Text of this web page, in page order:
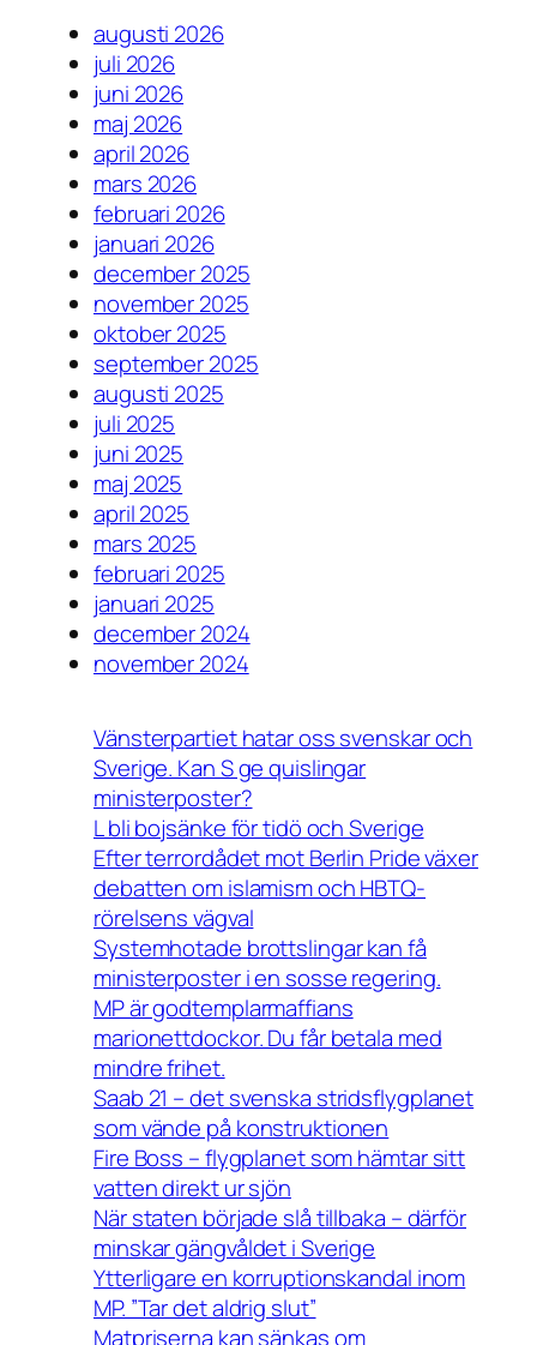
augusti 2026
juli 2026
juni 2026
maj 2026
april 2026
mars 2026
februari 2026
januari 2026
december 2025
november 2025
oktober 2025
september 2025
augusti 2025
juli 2025
juni 2025
maj 2025
april 2025
mars 2025
februari 2025
januari 2025
december 2024
november 2024
Vänsterpartiet hatar oss svenskar och
Sverige. Kan S ge quislingar
ministerposter?
L bli bojsänke för tidö och Sverige
Efter terrordådet mot Berlin Pride växer
debatten om islamism och HBTQ-
rörelsens vägval
Systemhotade brottslingar kan få
ministerposter i en sosse regering.
MP är godtemplarmaffians
marionettdockor. Du får betala med
mindre frihet.
Saab 21 – det svenska stridsflygplanet
som vände på konstruktionen
Fire Boss – flygplanet som hämtar sitt
vatten direkt ur sjön
När staten började slå tillbaka – därför
minskar gängvåldet i Sverige
Ytterligare en korruptionskandal inom
MP. ”Tar det aldrig slut”
Matpriserna kan sänkas om